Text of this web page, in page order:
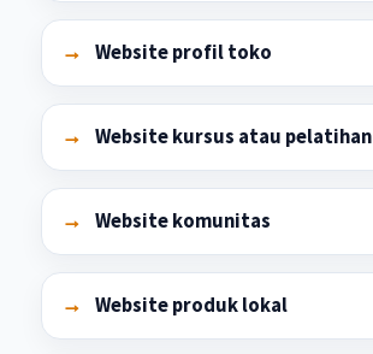
Website profil toko
Website kursus atau pelatihan
Website komunitas
Website produk lokal